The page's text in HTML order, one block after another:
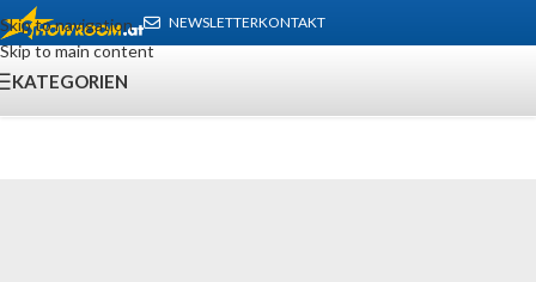
Skip to navigation
Skip to main content
NEWSLETTERKONTAKT
KATEGORIEN